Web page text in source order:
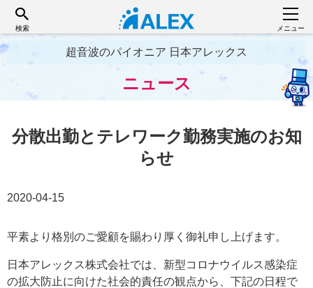
検索 メニュー
超音波のパイオニア 日本アレックス
ニュース
分散出勤とテレワーク勤務実施のお知
らせ
2020-04-15
平素より格別のご愛顧を賜わり厚く御礼申し上げます。
日本アレックス株式会社では、新型コロナウイルス感染症
の拡大防止に向けた社会的責任の観点から、下記の日程で